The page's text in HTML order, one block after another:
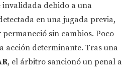
invalidada debido a una
en una jugada previa,
sin cambios. Poco
acción determinante. Tras una
, el árbitro sancionó un penal a